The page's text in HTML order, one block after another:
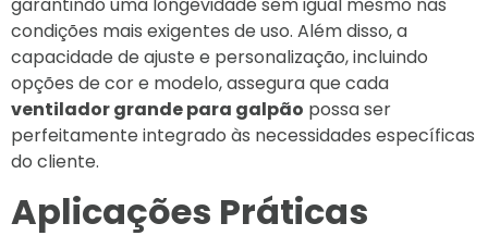
garantindo uma longevidade sem igual mesmo nas
condições mais exigentes de uso. Além disso, a
capacidade de ajuste e personalização, incluindo
opções de cor e modelo, assegura que cada
ventilador grande para galpão possa ser
perfeitamente integrado às necessidades específicas
do cliente.
Aplicações Práticas